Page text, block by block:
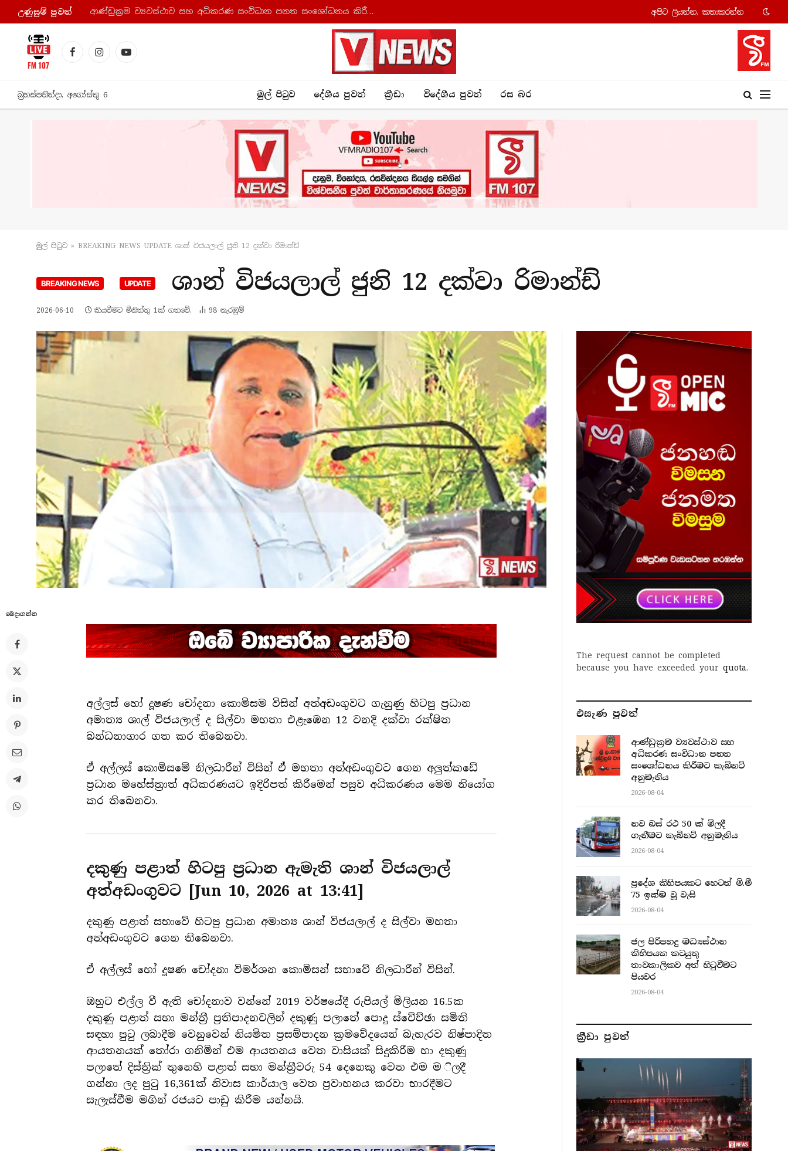
උණුසුම් පුව​ත් ආණ්ඩුක්‍රම ව්‍යවස්ථාව සහ අධිකරණ සංවිධාන පනත සංශෝධනය කිරීමට කැබිනට් අනුමැතිය අපි​ට ලියන්න, කතාකරන්​න
FacebookInstagramYouTube
බ්‍රහස්පතින්දා, අගෝස්තු 6 මුල් පිටුව දේශීය පුව​ත් ක්‍රී​ඩා විදේශීය පුවත් රස බ​ර
මුල් පිටු​ව » BREAKING NEWS UPDATE ශාන් විජයලාල් ජුනි 12 දක්වා රිමාන්ඩ්
BREAKING NEWS UPDATE ශාන් විජයලාල් ජුනි 12 දක්වා රිමාන්ඩ්
2026-06-10 කියවීමට මිනිත්තු 1ක් ගතවේ. 98 නැරඹු​ම්
බෙදාගන්​න
අල්ලස් හෝ දූෂණ චෝදනා කොමිසම විසින් අත්අඩංගුවට ගැනුණු හිටපු ප්‍රධාන
අමාත්‍ය ශාල් විජයලාල් ද සිල්වා මහතා එළැඹෙන 12 වනදි දක්වා රක්ෂිත
බන්ධනාගාර ගත කර තිබෙනවා.
ඒ අල්ලස් කොමිසමේ නිලධාරීන් විසින් ඒ මහතා අත්අඩංගුවට ගෙන අලුත්කඩේ
ප්‍රධාන මහේස්ත්‍රාත් අධිකරණයට ඉදිරිපත් කිරීමෙන් පසුව අධිකරණය මෙම නියෝග
කර තිබෙනවා.
දකුණු පළාත් හිටපු ප්‍රධාන ඇමැති ශාන් විජයලාල්
අත්අඩංගුවට [Jun 10, 2026 at 13:41]
දකුණු පළාත් සභාවේ හිටපු ප්‍රධාන අමාත්‍ය ශාන් විජයලාල් ද සිල්වා මහතා
අත්අඩංගුවට ගෙන තිබෙනවා.
ඒ අල්ලස් හෝ දූෂණ චෝදනා විමර්ශන කොමිසන් සභාවේ නිලධාරීන් විසින්.
ඔහුට එල්ල වී ඇති චෝදනාව වන්නේ 2019 වර්ෂයේදී රුපියල් මිලියන 16.5ක
දකුණු පළාත් සභා මන්ත්‍රී ප්‍රතිපාදනවලින් දකුණු පලාතේ පොදු ස්වේච්ඡා සමිති
සඳහා පුටු ලබාදීම වෙනුවෙන් නියමිත ප්‍රසම්පාදන ක්‍රමවේදයෙන් බැහැරව නිෂ්පාදිත
ආයතනයක් තෝරා ගනිමින් එම ආයතනය වෙත වාසියක් සිදුකිරීම හා දකුණු
පලාතේ දිස්ත්‍රික් තුනෙහි පළාත් සභා මන්ත්‍රීවරු 54 දෙනෙකු වෙත එම ම ිලදී
ගන්නා ලද පුටු 16,361ක් නිවාස කාර්යාල වෙත ප්‍රවාහනය කරවා භාරදීමට
සැලැස්වීම මගින් රජයට පාඩු කිරීම යන්නයි.
The request cannot be completed
because you have exceeded your quota.
එසැණ පුව​ත්
ආණ්ඩුක්‍රම ව්‍යවස්ථාව සහ
අධිකරණ සංවිධාන පනත
සංශෝධනය කිරීමට කැබිනට්
අනුමැතිය
2026-08-04
නව බස් රථ 50 ක් මිලදී
ගැනීමට කැබිනට් අනුමැතිය
2026-08-04
ප්‍රදේශ කිහිපයකට හෙටත් මි.මී
75 ඉක්ම වූ වැසි
2026-08-04
ජල පිරිපහදු මධ්‍යස්ථාන
කිහිපයක කටයුතු
තාවකාලිකව අත් හිටුවීමට
පියවර
2026-08-04
ක්‍රීඩා පුවත්